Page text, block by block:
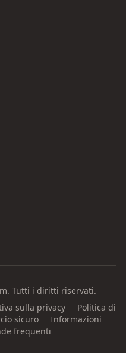
Tutti i diritti riservati.
sulla privacy
Politica di
sicuro
Informazioni
frequenti